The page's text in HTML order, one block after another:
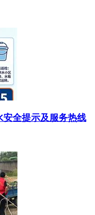
全提示及服务热线